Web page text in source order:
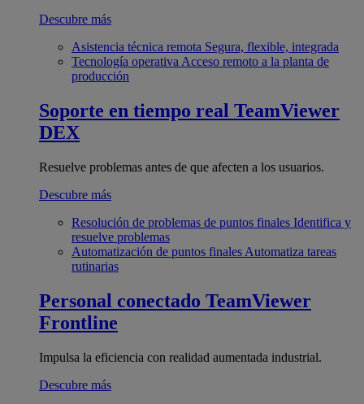
Descubre más
Asistencia técnica remota Segura, flexible, integrada
Tecnología operativa Acceso remoto a la planta de
producción
Soporte en tiempo real TeamViewer
DEX
Resuelve problemas antes de que afecten a los usuarios.
Descubre más
Resolución de problemas de puntos finales Identifica y
resuelve problemas
Automatización de puntos finales Automatiza tareas
rutinarias
Personal conectado TeamViewer
Frontline
Impulsa la eficiencia con realidad aumentada industrial.
Descubre más